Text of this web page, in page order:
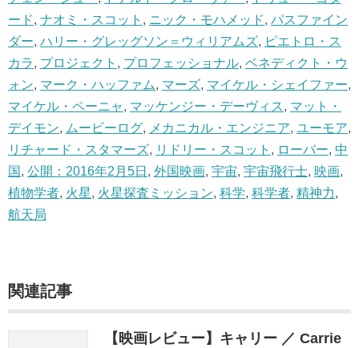
ード, ナオミ・スコット , ニック・モハメッド, パスファイン
ダー, ハリー・グレッグソン＝ウィリアムズ, ピエトロ・ス
カラ, プロジェクト , プロフェッショナル, ベネディクト・ウ
ォン, マーク・ハッファム, マーズ, マイケル・シェイファー,
マイケル・ペーニャ, マッケンジー・デーヴィス, マット・
デイモン, ムービーログ, メカニカル・エンジニア, ユーモア,
リチャード・スタマーズ, リドリー・スコット , ローバー, 中
国 , 公開：2016年2月5日 , 外国映画, 宇宙, 宇宙飛行士, 映画,
植物学者, 火星, 火星探査ミッション, 科学, 科学者, 精神力,
航天局
関連記事
【映画レビュー】キャリー ／ Carrie